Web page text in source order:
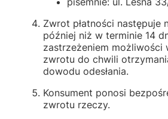
Zwrot płatności następuje
później niż w terminie 14
zastrzeżeniem możliwości
zwrotu do chwili
dowodu odesłania.
Konsument ponosi
zwrotu rzeczy.